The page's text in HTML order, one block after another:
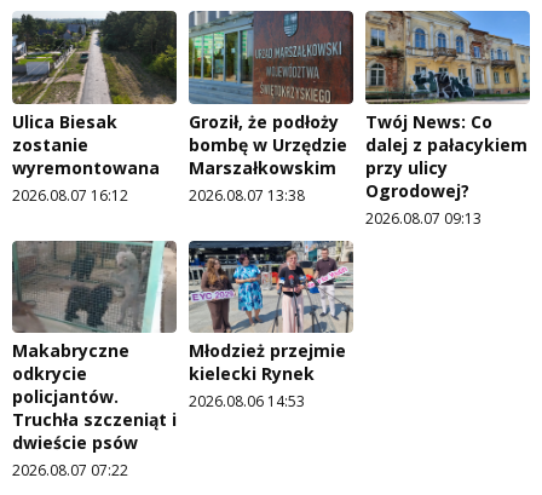
Ulica Biesak
zostanie
wyremontowana
2026.08.07 16:12
Groził, że podłoży
bombę w Urzędzie
Marszałkowskim
2026.08.07 13:38
Twój News: Co
dalej z pałacykiem
przy ulicy
Ogrodowej?
2026.08.07 09:13
Makabryczne
odkrycie
policjantów.
Truchła szczeniąt i
dwieście psów
2026.08.07 07:22
Młodzież przejmie
kielecki Rynek
2026.08.06 14:53